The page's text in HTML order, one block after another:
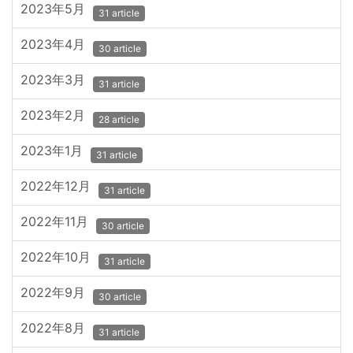
2023年5月 31 article
2023年4月 30 article
2023年3月 31 article
2023年2月 28 article
2023年1月 31 article
2022年12月 31 article
2022年11月 30 article
2022年10月 31 article
2022年9月 30 article
2022年8月 31 article